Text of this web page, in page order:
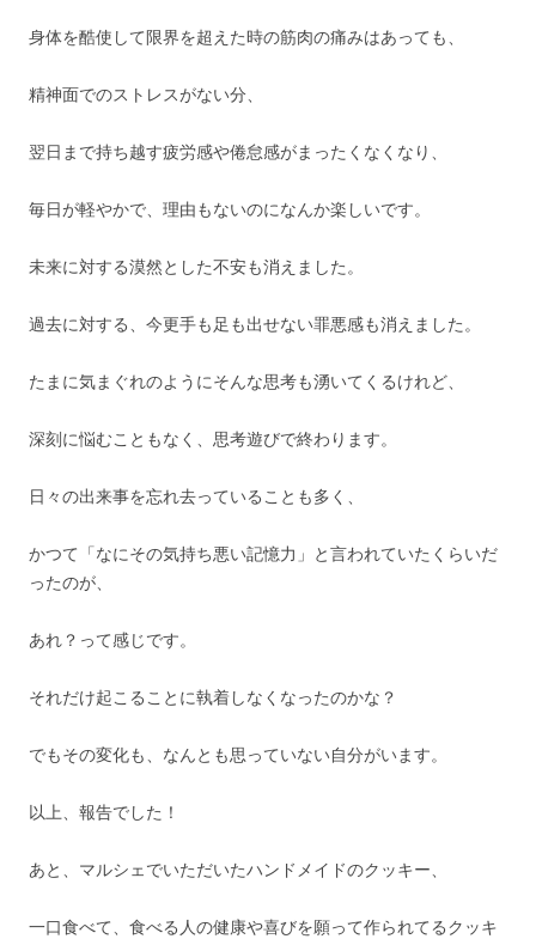
身体を酷使して限界を超えた時の筋肉の痛みはあっても、
精神面でのストレスがない分、
翌日まで持ち越す疲労感や倦怠感がまったくなくなり、
毎日が軽やかで、理由もないのになんか楽しいです。
未来に対する漠然とした不安も消えました。
過去に対する、今更手も足も出せない罪悪感も消えました。
たまに気まぐれのようにそんな思考も湧いてくるけれど、
深刻に悩むこともなく、思考遊びで終わります。
日々の出来事を忘れ去っていることも多く、
かつて「なにその気持ち悪い記憶力」と言われていたくらいだ
ったのが、
あれ？って感じです。
それだけ起こることに執着しなくなったのかな？
でもその変化も、なんとも思っていない自分がいます。
以上、報告でした！
あと、マルシェでいただいたハンドメイドのクッキー、
一口食べて、食べる人の健康や喜びを願って作られてるクッキ